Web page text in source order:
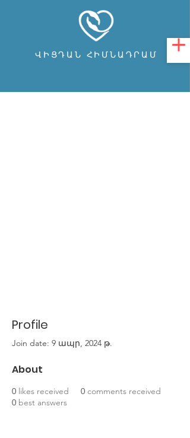
ՎԻՑԴԱՆ ՀԻՄՆԱԴՐԱՄ
Profile
Join date: 9 ապր, 2024 թ.
About
0 likes received 0 comments received
0 best answers